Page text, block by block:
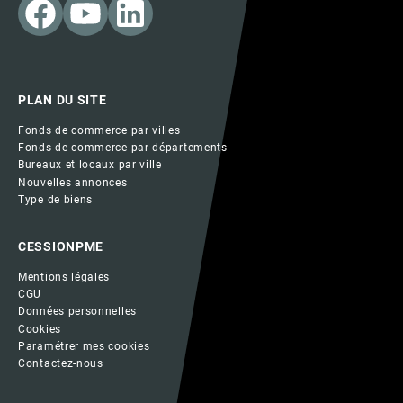
PLAN DU SITE
Fonds de commerce par villes
Fonds de commerce par départements
Bureaux et locaux par ville
Nouvelles annonces
Type de biens
CESSIONPME
Mentions légales
CGU
Données personnelles
Cookies
Paramétrer mes cookies
Contactez-nous